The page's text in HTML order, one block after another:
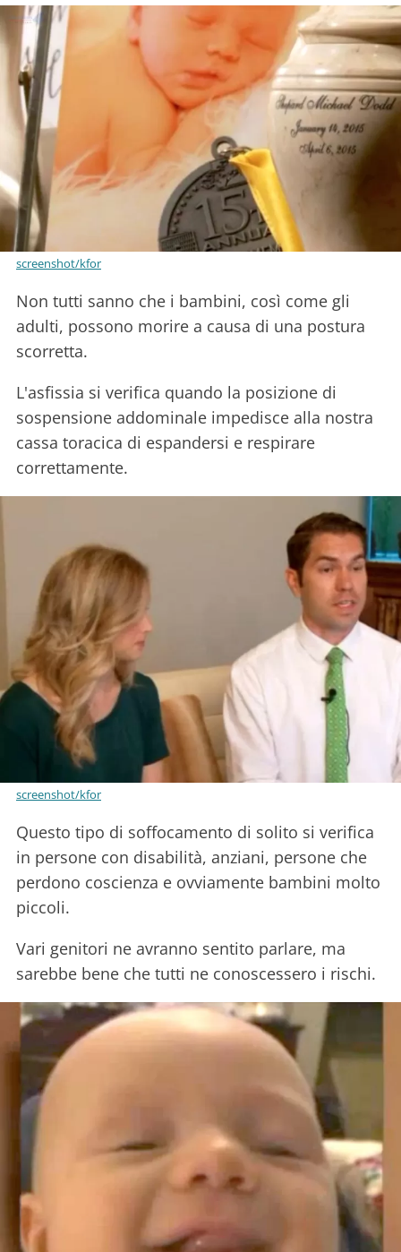
screenshot/kfor
Non tutti sanno che i bambini, così come gli
adulti, possono morire a causa di una postura
scorretta.
L'asfissia si verifica quando la posizione di
sospensione addominale impedisce alla nostra
cassa toracica di espandersi e respirare
correttamente.
screenshot/kfor
Questo tipo di soffocamento di solito si verifica
in persone con disabilità, anziani, persone che
perdono coscienza e ovviamente bambini molto
piccoli.
Vari genitori ne avranno sentito parlare, ma
sarebbe bene che tutti ne conoscessero i rischi.